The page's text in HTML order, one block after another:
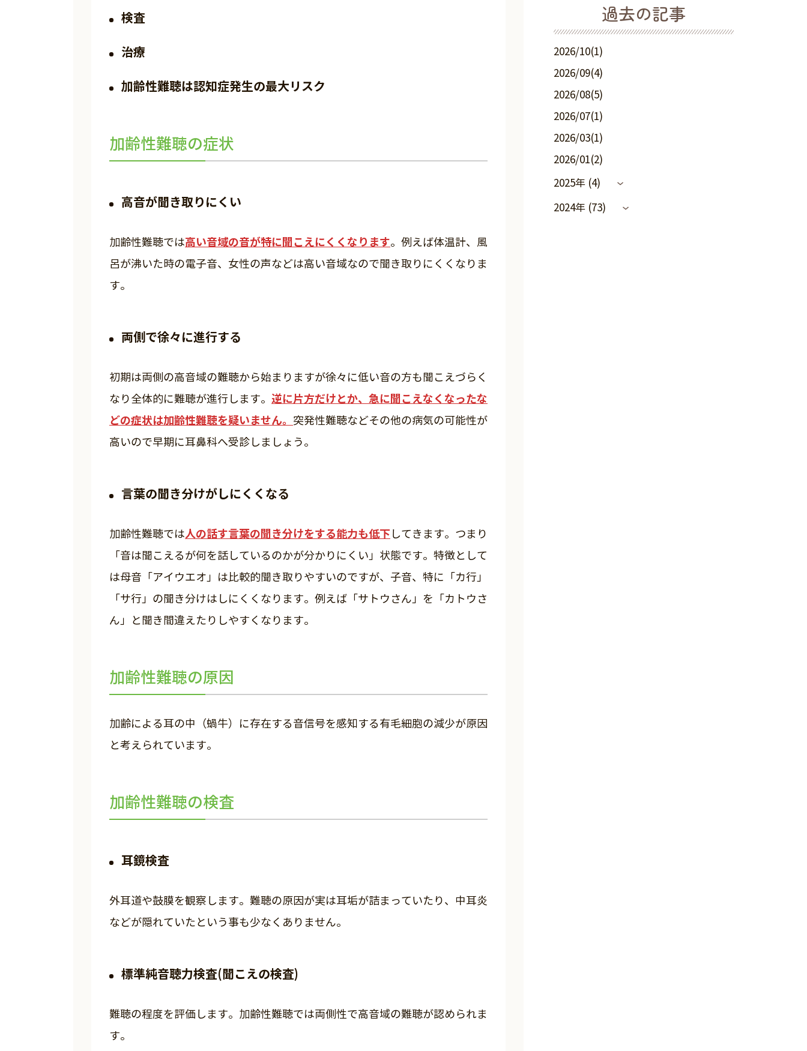
検査
治療
加齢性難聴は認知症発生の最大リスク
加齢性難聴の症状
高音が聞き取りにくい
加齢性難聴では高い音域の音が特に聞こえにくくなります。例えば体温計、風
呂が沸いた時の電子音、女性の声などは高い音域なので聞き取りにくくなりま
す。
両側で徐々に進行する
初期は両側の高音域の難聴から始まりますが徐々に低い音の方も聞こえづらく
なり全体的に難聴が進行します。 逆に片方だけとか、急に聞こえなくなったな
どの症状は加齢性難聴を疑いません。 突発性難聴などその他の病気の可能性が
高いので早期に耳鼻科へ受診しましょう。
言葉の聞き分けがしにくくなる
加齢性難聴では人の話す言葉の聞き分けをする能力も低下 してきます。つまり
「音は聞こえるが何を話しているのかが分かりにくい」状態です。特徴として
は母音「アイウエオ」は比較的聞き取りやすいのですが、子音、特に「カ行」
「サ行」の聞き分けはしにくくなります。例えば「サトウさん」を「カトウさ
ん」と聞き間違えたりしやすくなります。
加齢性難聴の原因
加齢による耳の中（蝸牛）に存在する音信号を感知する有毛細胞の減少が原因
と考えられています。
加齢性難聴の検査
耳鏡検査
外耳道や鼓膜を観察します。難聴の原因が実は耳垢が詰まっていたり、中耳炎
などが隠れていたという事も少なくありません。
標準純音聴力検査(聞こえの検査)
難聴の程度を評価します。加齢性難聴では両側性で高音域の難聴が認められま
す。
過去の記事
2026/10(1)
2026/09(4)
2026/08(5)
2026/07(1)
2026/03(1)
2026/01(2)
2025年 (4)
2024年 (73)